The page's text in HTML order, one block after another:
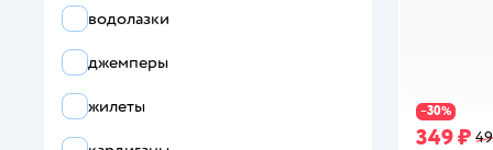
−30%
349 ₽
водолазки
джемперы
жилеты